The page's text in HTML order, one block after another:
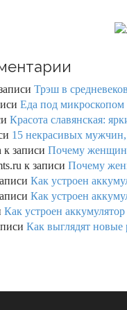
Трэш в
Еда под микроскопом
Красота славянская:
15 некрасивых
к записи Почему
к записи Почему
Как устроен
Как устроен
Как устроен
Как выглядят новые